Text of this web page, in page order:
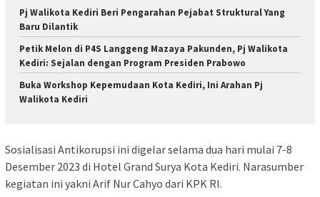
Pj Walikota Kediri Beri Pengarahan Pejabat Struktural Yang
Baru Dilantik
Petik Melon di P4S Langgeng Mazaya Pakunden, Pj Walikota
Kediri: Sejalan dengan Program Presiden Prabowo
Buka Workshop Kepemudaan Kota Kediri, Ini Arahan Pj
Walikota Kediri
Sosialisasi Antikorupsi ini digelar selama dua hari mulai 7-8
Desember 2023 di Hotel Grand Surya Kota Kediri. Narasumber
kegiatan ini yakni Arif Nur Cahyo dari KPK RI.